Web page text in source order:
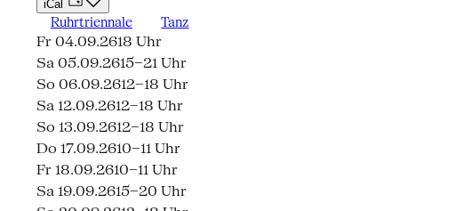
iCal
Ruhrtriennale Tanz
Fr 04.09.2618 Uhr
Sa 05.09.2615–21 Uhr
So 06.09.2612–18 Uhr
Sa 12.09.2612–18 Uhr
So 13.09.2612–18 Uhr
Do 17.09.2610–11 Uhr
Fr 18.09.2610–11 Uhr
Sa 19.09.2615–20 Uhr